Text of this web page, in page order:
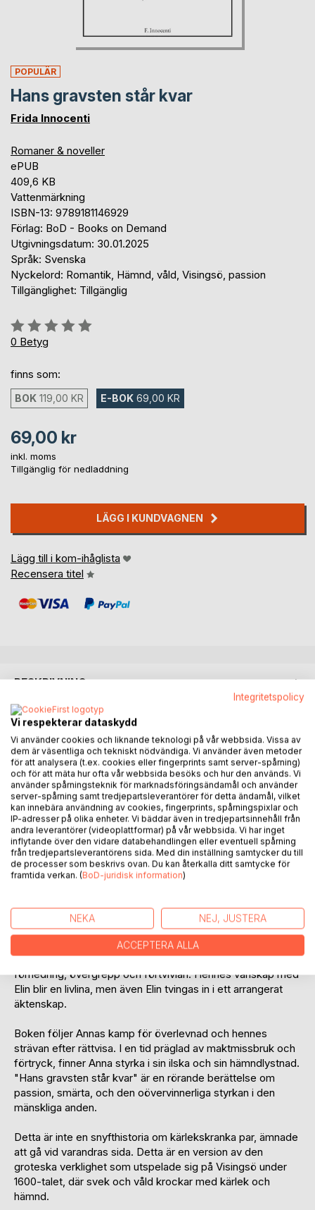
POPULÄR
Hans gravsten står kvar
Frida Innocenti
Romaner & noveller
ePUB
409,6 KB
Vattenmärkning
ISBN-13: 9789181146929
Förlag: BoD - Books on Demand
Utgivningsdatum: 30.01.2025
Språk: Svenska
Nyckelord: Romantik, Hämnd, våld, Visingsö, passion
Tillgänglighet: Tillgänglig
Betyg::
0%
0 Betyg
finns som:
BOK 119,00 KR E-BOK 69,00 KR
69,00 kr
inkl. moms
Tillgänglig för nedladdning
LÄGG I KUNDVAGNEN
Lägg till i kom-ihåglista
Recensera titel
BESKRIVNING
En berättelse om kärlek, svek och hämnd som ger en fiktiv
inblick i en verklighet som utspelade sig på 1600-talets
Visingsö.
I "Hans gravsten står kvar" möter vi Anna Sunesdotter, en
ung kvinna som tjänar hos kyrkoherden på Visingsö. Där
finner hon en själsfrände i kyrkoherdens dotter, Elin. Deras
liv präglas av drömmar och en stark vänskap, men allt
förändras när Anna blir förälskad i fiskarpojken Gabriell från
Vrixlösa och lovar att bli hans brud. Deras lycka hotas av
Annas påtvingade äktenskap med greve Per Brahe d.y:s
ansedde trumpetare på Visingsborgs slott. Den arrogante
Annas värld raseras när hon blir ett offer för sin makes
brutalitet och hon finner sig i en mörk spiral av misshandel,
förnedring, övergrepp och förtvivlan. Hennes vänskap med
Elin blir en livlina, men även Elin tvingas in i ett arrangerat
äktenskap.
Boken följer Annas kamp för överlevnad och hennes
strävan efter rättvisa. I en tid präglad av maktmissbruk och
förtryck, finner Anna styrka i sin ilska och sin hämndlystnad.
"Hans gravsten står kvar" är en rörande berättelse om
passion, smärta, och den oövervinnerliga styrkan i den
mänskliga anden.
Detta är inte en snyfthistoria om kärlekskranka par, ämnade
att gå vid varandras sida. Detta är en version av den
groteska verklighet som utspelade sig på Visingsö under
1600-talet, där svek och våld krockar med kärlek och
hämnd.
Integritetspolicy
Vi respekterar dataskydd
Vi använder cookies och liknande teknologi på vår webbsida. Vissa av
dem är väsentliga och tekniskt nödvändiga. Vi använder även metoder
för att analysera (t.ex. cookies eller fingerprints samt server-spårning)
och för att mäta hur ofta vår webbsida besöks och hur den används. Vi
använder spårningsteknik för marknadsföringsändamål och använder
server-spårning samt tredjepartsleverantörer för detta ändamål, vilket
kan innebära användning av cookies, fingerprints, spårningspixlar och
IP-adresser på olika enheter. Vi bäddar även in tredjepartsinnehåll från
andra leverantörer (videoplattformar) på vår webbsida. Vi har inget
inflytande över den vidare databehandlingen eller eventuell spårning
från tredjepartsleverantörens sida. Med din inställning samtycker du till
de processer som beskrivs ovan. Du kan återkalla ditt samtycke för
framtida verkan. (BoD-juridisk information)
NEKA NEJ, JUSTERA
ACCEPTERA ALLA